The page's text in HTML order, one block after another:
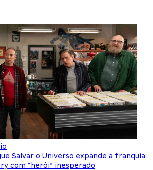
Salvar o Universo expande a franquia
com “herói” inesperado